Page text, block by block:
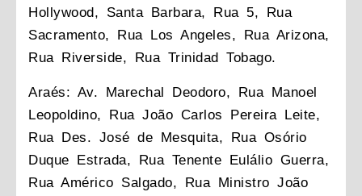
Hollywood, Santa Barbara, Rua 5, Rua
Sacramento, Rua Los Angeles, Rua Arizona,
Rua Riverside, Rua Trinidad Tobago.
Araés: Av. Marechal Deodoro, Rua Manoel
Leopoldino, Rua João Carlos Pereira Leite,
Rua Des. José de Mesquita, Rua Osório
Duque Estrada, Rua Tenente Eulálio Guerra,
Rua Américo Salgado, Rua Ministro João